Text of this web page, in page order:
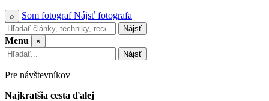
⌕ Som fotografNájsť fotografa
Nájsť
Menu
×
Nájsť
Pre návštevníkov
Najkratšia cesta ďalej